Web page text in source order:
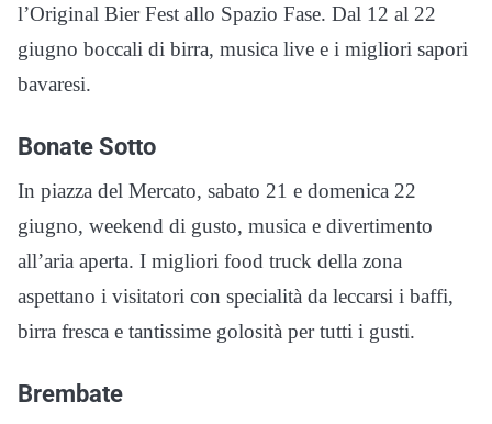
l’Original Bier Fest allo Spazio Fase. Dal 12 al 22
giugno boccali di birra, musica live e i migliori sapori
bavaresi.
Bonate Sotto
In piazza del Mercato, sabato 21 e domenica 22
giugno, weekend di gusto, musica e divertimento
all’aria aperta. I migliori food truck della zona
aspettano i visitatori con specialità da leccarsi i baffi,
birra fresca e tantissime golosità per tutti i gusti.
Brembate